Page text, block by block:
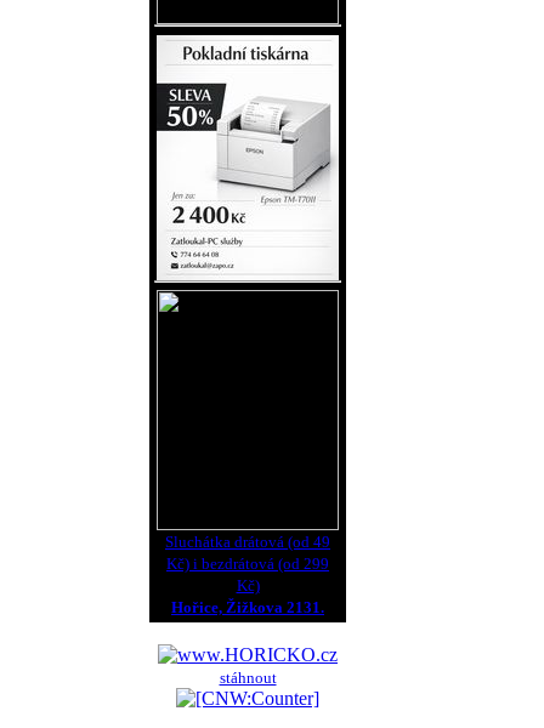
Sluchátka drátová (od 49
Kč) i bezdrátová (od 299
Kč)
Hořice, Žižkova 2131.
stáhnout